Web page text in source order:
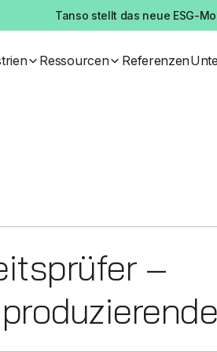
Tanso stellt das neue ESG-
Ressourcen Referenzen
–